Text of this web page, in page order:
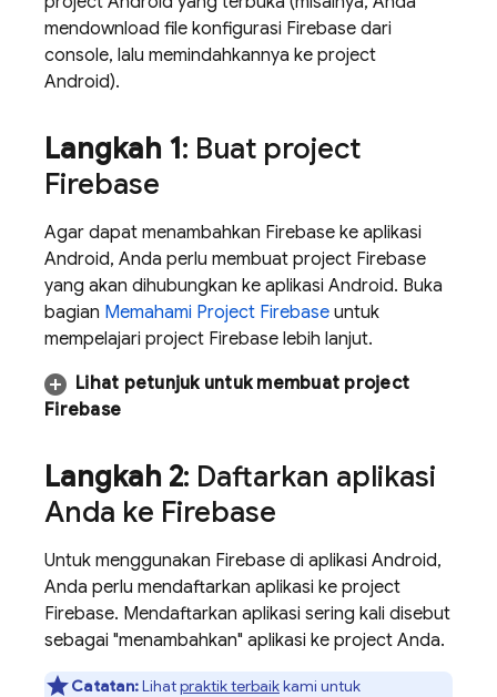
mendownload file konfigurasi Firebase dari
console, lalu memindahkannya ke project
Android).
Langkah 1: Buat project
Firebase
Agar dapat menambahkan Firebase ke aplikasi
Android, Anda perlu membuat project Firebase
yang akan dihubungkan ke aplikasi Android. Buka
bagian Memahami Project Firebase untuk
mempelajari project Firebase lebih lanjut.
Lihat petunjuk untuk membuat project
Firebase
Langkah 2: Daftarkan aplikasi
Anda ke Firebase
Untuk menggunakan Firebase di aplikasi Android,
Anda perlu mendaftarkan aplikasi ke project
Firebase. Mendaftarkan aplikasi sering kali disebut
sebagai "menambahkan" aplikasi ke project Anda.
Catatan:Lihatpraktik terbaikkami untuk